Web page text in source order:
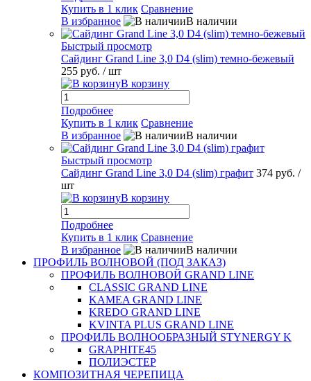
Купить в 1 клик Сравнение
В избранное
В наличии
Быстрый просмотр
Сайдинг Grand Line 3,0 D4 (slim) темно-бежевый
255 руб. / шт
В корзину
Подробнее
Купить в 1 клик Сравнение
В избранное
В наличии
Быстрый просмотр
Сайдинг Grand Line 3,0 D4 (slim) графит 374 руб. /
шт
В корзину
Подробнее
Купить в 1 клик Сравнение
В избранное
В наличии
ПРОФИЛЬ ВОЛНОВОЙ (ПОД ЗАКАЗ)
ПРОФИЛЬ ВОЛНОВОЙ GRAND LINE
CLASSIC GRAND LINE
KAMEA GRAND LINE
KREDO GRAND LINE
KVINTA PLUS GRAND LINE
ПРОФИЛЬ ВОЛНООБРАЗНЫЙ STYNERGY K
GRAPHITE45
ПОЛИЭСТЕР
КОМПОЗИТНАЯ ЧЕРЕПИЦА